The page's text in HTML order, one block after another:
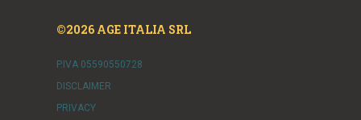
©2026 AGE ITALIA SRL
P.IVA 05590550728
DISCLAIMER
PRIVACY